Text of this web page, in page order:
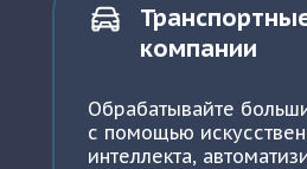
компании
Обрабатывайте
с помощью
интеллекта,